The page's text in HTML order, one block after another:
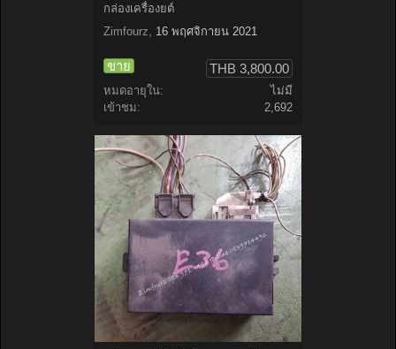
กล่องเครื่องยต์
Zimfourz
16 พฤศจิกายน 2021
ขาย THB 3,800.00
หมดอายุใน:
ไม่มี
เข้าชม:
2,692